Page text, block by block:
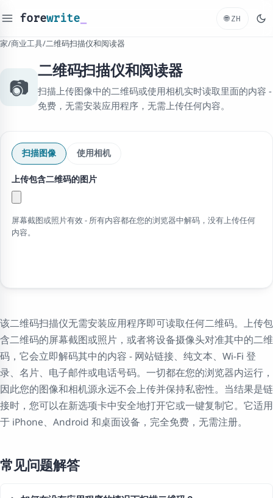
forewrite 🌐 ZH
家/商业工具/二维码扫描仪和阅读器
📷
二维码扫描仪和阅读器
扫描上传图像中的二维码或使用相机实时读取里面的内容 -
免费，无需安装应用程序，无需上传任何内容。
扫描图像 使用相机
上传包含二维码的图片
屏幕截图或照片有效 - 所有内容都在您的浏览器中解码，没有上传任何
内容。
该二维码扫描仪无需安装应用程序即可读取任何二维码。上传包
含二维码的屏幕截图或照片，或者将设备摄像头对准其中的二维
码，它会立即解码其中的内容 - 网站链接、纯文本、Wi-Fi 登
录、名片、电子邮件或电话号码。一切都在您的浏览器内运行，
因此您的图像和相机源永远不会上传并保持私密性。当结果是链
接时，您可以在新选项卡中安全地打开它或一键复制它。它适用
于 iPhone、Android 和桌面设备，完全免费，无需注册。
常见问题解答